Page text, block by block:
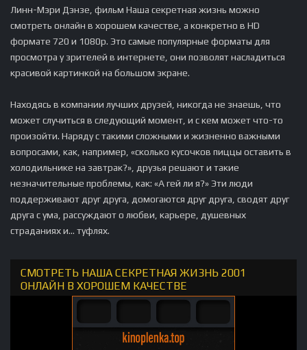
Линн-Мэри Дэнзе, фильм Наша секретная жизнь можно
смотреть онлайн в хорошем качестве, а конкретно в HD
формате 720 и 1080p. Это самые популярные форматы для
просмотра у зрителей в интернете, они позволят насладиться
красивой картинкой на большом экране.
Находясь в компании лучших друзей, никогда не знаешь, что
может случиться в следующий момент, и с кем может что-то
произойти. Наряду с такими сложными и жизненно важными
вопросами, как, например, «сколько кусочков пиццы оставить в
холодильнике на завтрак?», друзья решают и такие
незначительные проблемы, как: «А гей ли я?» Эти люди
поддерживают друг друга, домогаются друг друга, сводят друг
друга с ума, рассуждают о любви, карьере, душевных
страданиях и... туфлях.
СМОТРЕТЬ НАША СЕКРЕТНАЯ ЖИЗНЬ 2001
ОНЛАЙН В ХОРОШЕМ КАЧЕСТВЕ